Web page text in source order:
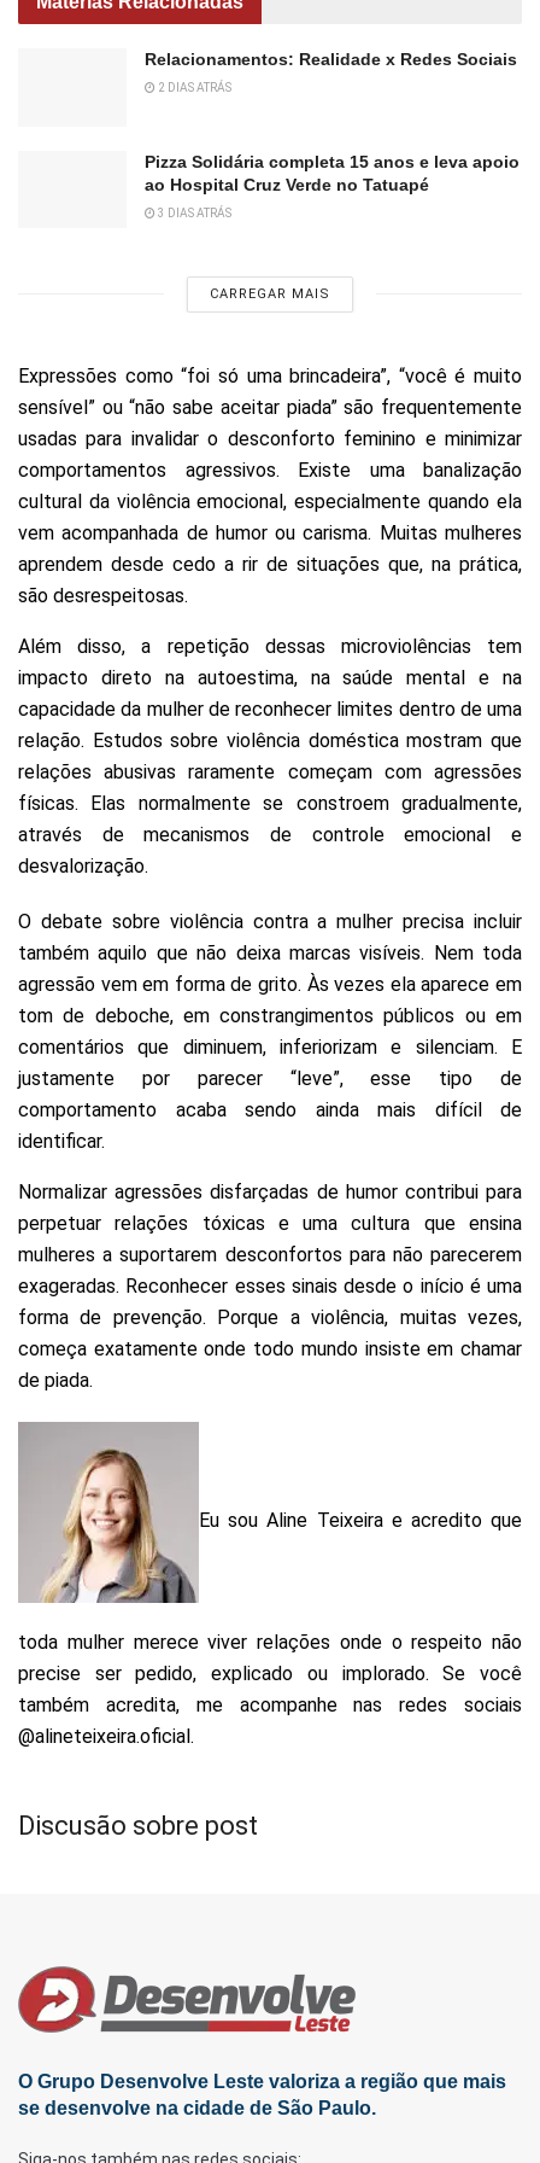
Relacionamentos: Realidade x Redes Sociais
2 DIAS ATRÁS
Pizza Solidária completa 15 anos e leva apoio
ao Hospital Cruz Verde no Tatuapé
3 DIAS ATRÁS
CARREGAR MAIS
Expressões como “foi só uma brincadeira”, “você é muito
sensível” ou “não sabe aceitar piada” são frequentemente
usadas para invalidar o desconforto feminino e minimizar
comportamentos agressivos. Existe uma banalização
cultural da violência emocional, especialmente quando ela
vem acompanhada de humor ou carisma. Muitas mulheres
aprendem desde cedo a rir de situações que, na prática,
são desrespeitosas.
Além disso, a repetição dessas microviolências tem
impacto direto na autoestima, na saúde mental e na
capacidade da mulher de reconhecer limites dentro de uma
relação. Estudos sobre violência doméstica mostram que
relações abusivas raramente começam com agressões
físicas. Elas normalmente se constroem gradualmente,
através de mecanismos de controle emocional e
desvalorização.
O debate sobre violência contra a mulher precisa incluir
também aquilo que não deixa marcas visíveis. Nem toda
agressão vem em forma de grito. Às vezes ela aparece em
tom de deboche, em constrangimentos públicos ou em
comentários que diminuem, inferiorizam e silenciam. E
justamente por parecer “leve”, esse tipo de
comportamento acaba sendo ainda mais difícil de
identificar.
Normalizar agressões disfarçadas de humor contribui para
perpetuar relações tóxicas e uma cultura que ensina
mulheres a suportarem desconfortos para não parecerem
exageradas. Reconhecer esses sinais desde o início é uma
forma de prevenção. Porque a violência, muitas vezes,
começa exatamente onde todo mundo insiste em chamar
de piada.
Eu sou Aline Teixeira e acredito que
toda mulher merece viver relações onde o respeito não
precise ser pedido, explicado ou implorado. Se você
também acredita, me acompanhe nas redes sociais
@alineteixeira.oficial.
Discusão sobre post
O Grupo Desenvolve Leste valoriza a região que mais
se desenvolve na cidade de São Paulo.